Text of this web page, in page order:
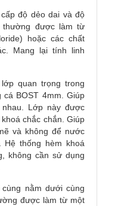
độ dẻo dai và độ
được làm từ
hoặc các chất
Mang lại tính linh
quan trọng trong
BOST 4mm. Giúp
Lớp này được
chắc chắn. Giúp
và không để nước
thống hèm khoá
không cần sử dụng
nằm dưới cùng
được làm từ một